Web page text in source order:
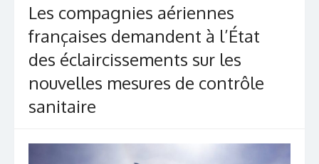
Les compagnies aériennes
françaises demandent à l’État
des éclaircissements sur les
nouvelles mesures de contrôle
sanitaire